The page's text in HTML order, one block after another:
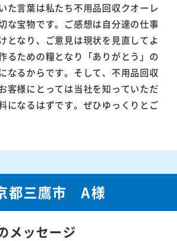
た言葉は私たち不用品回収クオーレ
な宝物です。ご感想は自分達の仕事
となり、ご意見は現状を見直してよ
るための糧となり「ありがとう」の
なるからです。そして、不用品回収
客様にとっては当社を知っていただ
になるはずです。ぜひゆっくりとご
都三鷹市 A様
メッセージ